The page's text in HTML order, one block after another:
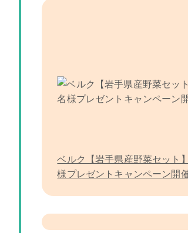
ベルク【岩手県産野菜セット
様プレゼントキャンペーン開